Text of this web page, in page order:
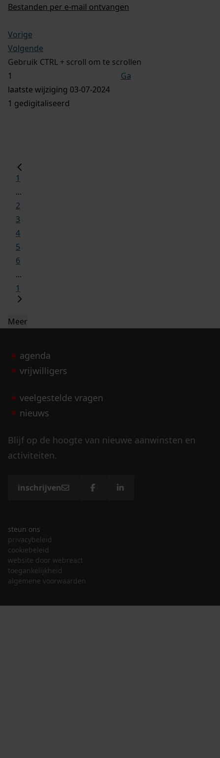
Bestanden per e-mail ontvangen
Vorige
Volgende
Gebruik CTRL + scroll om te scrollen
Ga
laatste wijziging 03-07-2024
1 gedigitaliseerd
1
...
2
3
4
5
6
...
1
Meer
agenda
vrijwilligers
veelgestelde vragen
nieuws
Blijf op de hoogte van nieuwe aanwinsten en
activiteiten.
inschrijven
steun ons
privacybeleid
cookiebeleid
website door webreact
toegankelijkheid
algemene voorwaarden